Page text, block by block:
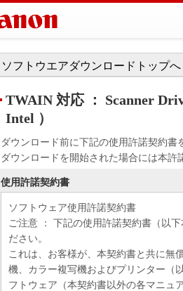
ソフトウエアダウンロードトップへ
TWAIN 対応 ： Scanner
Intel ）
ダウンロード前に下記の使用許諾契約書
ダウンロードを開始された場合には本許
使用許諾契約書
ソフトウェア使用許諾契約書
ご注意 ： 下記の使用許諾契約書（以
ださい。
これは、お客様が、本契約書と共に無
機、カラー複写機およびプリンター（
フトウェア（本契約書以外の各マニュ